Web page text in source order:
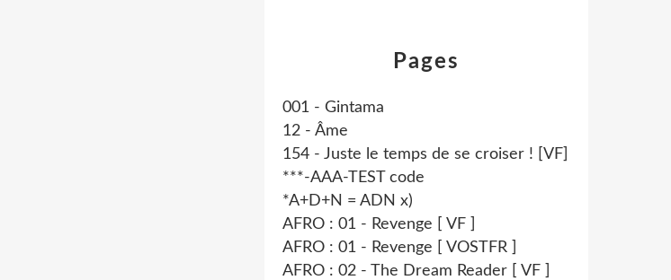
Pages
001 - Gintama
12 - Âme
154 - Juste le temps de se croiser ! [VF]
***-AAA-TEST code
*A+D+N = ADN x)
AFRO : 01 - Revenge [ VF ]
AFRO : 01 - Revenge [ VOSTFR ]
AFRO : 02 - The Dream Reader [ VF ]